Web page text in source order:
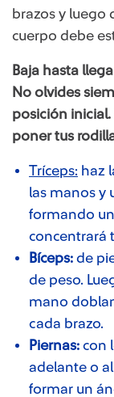
brazos y luego
cuerpo debe
Baja hasta
No olvides
posición inicial.
poner tus
Tríceps​: haz
las manos y
formando
concentrará
Bíceps: de
de peso.
mano
cada brazo.
Piernas: con
adelante o
formar un